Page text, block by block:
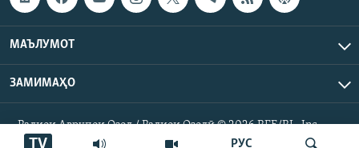
РУС
TV
МАЪЛУМОТ
ЗАМИМАҲО
Радиои Аврупои Озод / Радиои Озодӣ © 2026 RFE/RL. Inc.
Ҳамаи ҳуқуқ маҳфуз аст.